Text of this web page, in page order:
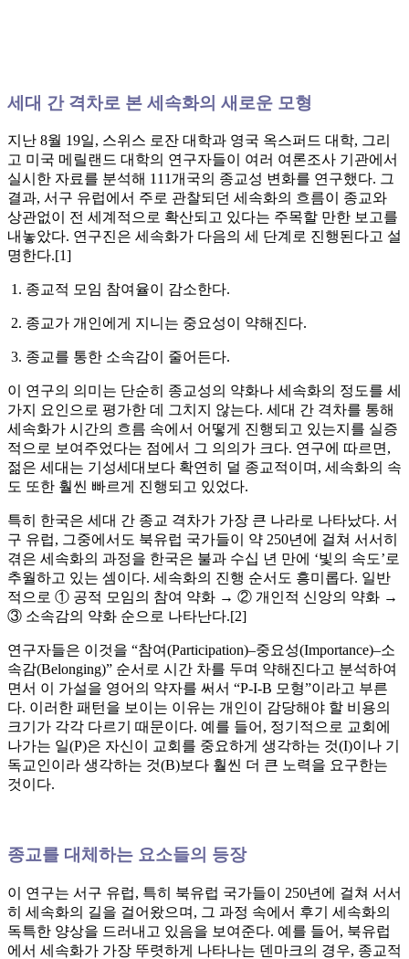
세대 간 격차로 본 세속화의 새로운 모형
지난 8월 19일, 스위스 로잔 대학과 영국 옥스퍼드 대학, 그리
고 미국 메릴랜드 대학의 연구자들이 여러 여론조사 기관에서
실시한 자료를 분석해 111개국의 종교성 변화를 연구했다. 그
결과, 서구 유럽에서 주로 관찰되던 세속화의 흐름이 종교와
상관없이 전 세계적으로 확산되고 있다는 주목할 만한 보고를
내놓았다. 연구진은 세속화가 다음의 세 단계로 진행된다고 설
명한다.[1]
1. 종교적 모임 참여율이 감소한다.
2. 종교가 개인에게 지니는 중요성이 약해진다.
3. 종교를 통한 소속감이 줄어든다.
이 연구의 의미는 단순히 종교성의 약화나 세속화의 정도를 세
가지 요인으로 평가한 데 그치지 않는다. 세대 간 격차를 통해
세속화가 시간의 흐름 속에서 어떻게 진행되고 있는지를 실증
적으로 보여주었다는 점에서 그 의의가 크다. 연구에 따르면,
젊은 세대는 기성세대보다 확연히 덜 종교적이며, 세속화의 속
도 또한 훨씬 빠르게 진행되고 있었다.
특히 한국은 세대 간 종교 격차가 가장 큰 나라로 나타났다. 서
구 유럽, 그중에서도 북유럽 국가들이 약 250년에 걸쳐 서서히
겪은 세속화의 과정을 한국은 불과 수십 년 만에 ‘빛의 속도’로
추월하고 있는 셈이다. 세속화의 진행 순서도 흥미롭다. 일반
적으로 ① 공적 모임의 참여 약화 → ② 개인적 신앙의 약화 →
③ 소속감의 약화 순으로 나타난다.[2]
연구자들은 이것을 “참여(Participation)–중요성(Importance)–소
속감(Belonging)” 순서로 시간 차를 두며 약해진다고 분석하여
면서 이 가설을 영어의 약자를 써서 “P‑I‑B 모형”이라고 부른
다. 이러한 패턴을 보이는 이유는 개인이 감당해야 할 비용의
크기가 각각 다르기 때문이다. 예를 들어, 정기적으로 교회에
나가는 일(P)은 자신이 교회를 중요하게 생각하는 것(I)이나 기
독교인이라 생각하는 것(B)보다 훨씬 더 큰 노력을 요구한는
것이다.
종교를 대체하는 요소들의 등장
이 연구는 서구 유럽, 특히 북유럽 국가들이 250년에 걸쳐 서서
히 세속화의 길을 걸어왔으며, 그 과정 속에서 후기 세속화의
독특한 양상을 드러내고 있음을 보여준다. 예를 들어, 북유럽
에서 세속화가 가장 뚜렷하게 나타나는 덴마크의 경우, 종교적